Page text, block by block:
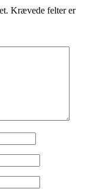
Krævede felter er